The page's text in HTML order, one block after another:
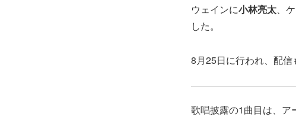
ウェインに小林亮太、
した。
8月25日に行われ、配信
歌唱披露の1曲目は、ア